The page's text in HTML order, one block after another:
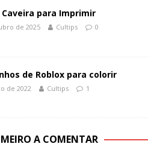
para Imprimir
de 2025 Cultips 0
de Roblox para colorir
de 2022 Cultips 1
A COMENTAR